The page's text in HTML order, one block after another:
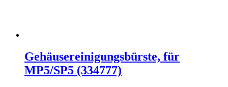
Gehäusereinigungsbürste, für
MP5/SP5 (334777)